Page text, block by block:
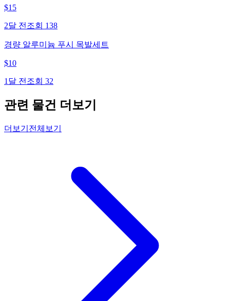
$15
2달 전 조회 138
경량 알루미늄 푸시 목발세트
$10
1달 전 조회 32
관련 물건 더보기
더보기 전체보기